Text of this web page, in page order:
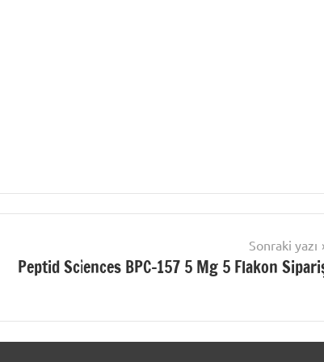
Sonraki yazı
Peptid Sci̇ences BPC-157 5 Mg 5 Flakon